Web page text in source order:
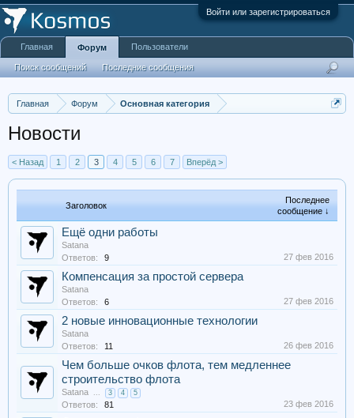
Войти или зарегистрироваться
Главная Форум Основная категория
Новости
< Назад 1 2 3 4 5 6 7 Вперёд >
Заголовок
Последнее
сообщение ↓
Ещё одни работы
Satana
Ответов:
9 27 фев 2016
Компенсация за простой сервера
Satana
Ответов:
6 27 фев 2016
2 новые инновационные технологии
Satana
Ответов:
11 26 фев 2016
Чем больше очков флота, тем медленнее
строительство флота
Satana ... 3 4 5
Ответов: 81 23 фев 2016
Главная Форум
Поиск сообщений Последние сообщения
Пользователи